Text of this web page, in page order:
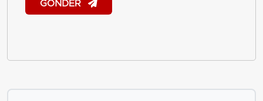
GÖNDER